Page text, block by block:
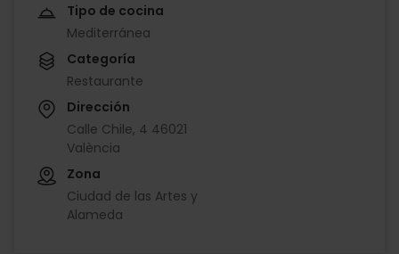
Tipo de cocina
Mediterránea
Categoría
Restaurante
Dirección
Calle Chile, 4 46021
València
Zona
Ciudad de las Artes y
Alameda